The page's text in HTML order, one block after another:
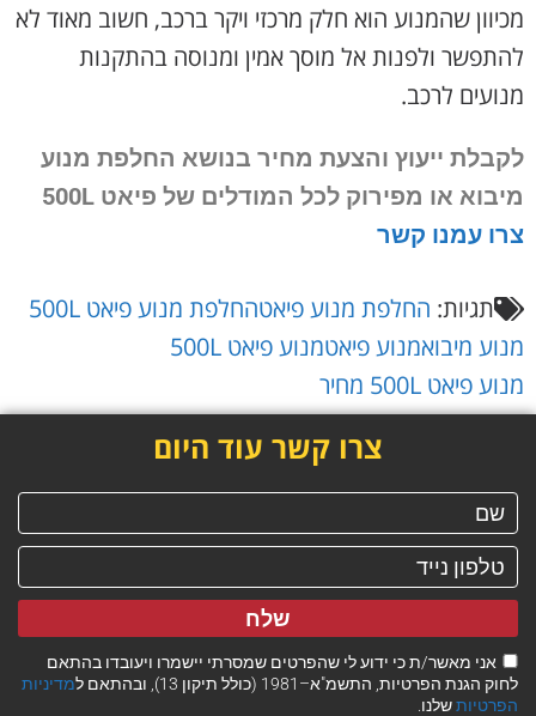
מכיוון שהמנוע הוא חלק מרכזי ויקר ברכב, חשוב מאוד לא
להתפשר ולפנות אל מוסך אמין ומנוסה בהתקנות
מנועים לרכב.
לקבלת ייעוץ והצעת מחיר בנושא החלפת מנוע
מיבוא או מפירוק לכל המודלים של פיאט 500L
צרו עמנו קשר
תגיות: החלפת מנוע פיאטהחלפת מנוע פיאט 500L
מנוע מיבואמנוע פיאטמנוע פיאט 500L
מנוע פיאט 500L מחיר
צרו קשר עוד היום
אני מאשר/ת כי ידוע לי שהפרטים שמסרתי יישמרו ויעובדו בהתאם
לחוק הגנת הפרטיות, התשמ"א–1981 (כולל תיקון 13), ובהתאם ל
מדיניות
הפרטיותשלנו.
שלח